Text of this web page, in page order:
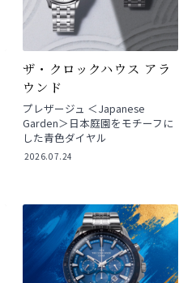
ザ・クロックハウス アラ
ウンド
プレザージュ ＜Japanese
Garden＞日本庭園をモチーフに
した青色ダイヤル
2026.07.24